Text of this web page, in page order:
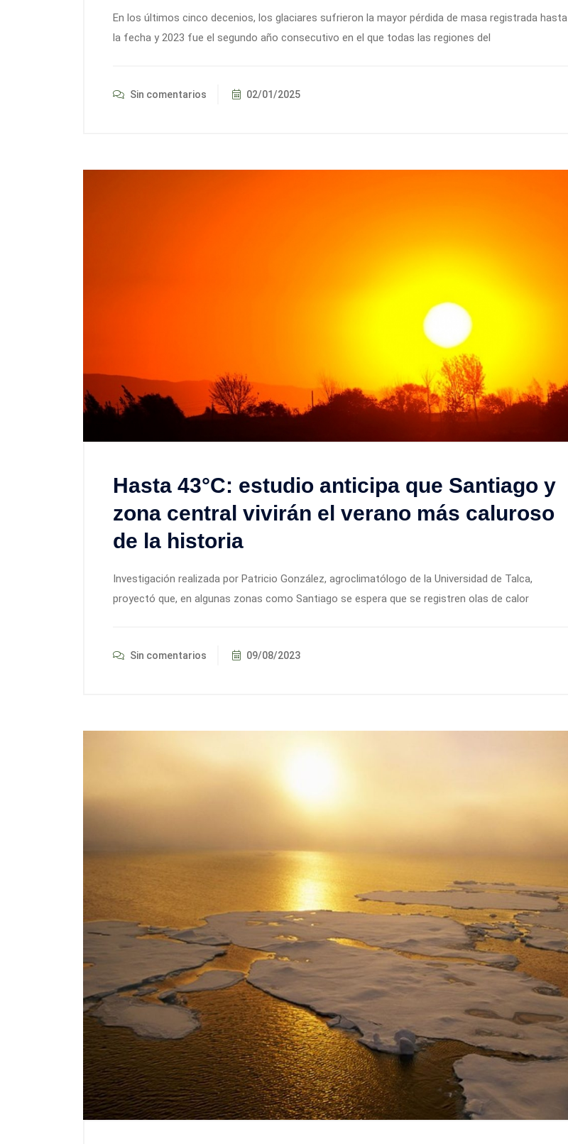
En los últimos cinco decenios, los glaciares sufrieron la mayor pérdida de masa registrada hasta
la fecha y 2023 fue el segundo año consecutivo en el que todas las regiones del
Sin comentarios 02/01/2025
Hasta 43°C: estudio anticipa que Santiago y
zona central vivirán el verano más caluroso
de la historia
Investigación realizada por Patricio González, agroclimatólogo de la Universidad de Talca,
proyectó que, en algunas zonas como Santiago se espera que se registren olas de calor
Sin comentarios 09/08/2023